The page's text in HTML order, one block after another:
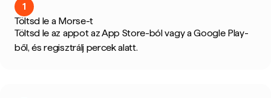
1
Töltsd le a Morse-t
Töltsd le az appot az App Store-ból vagy a Google Play-
ből, és regisztrálj percek alatt.